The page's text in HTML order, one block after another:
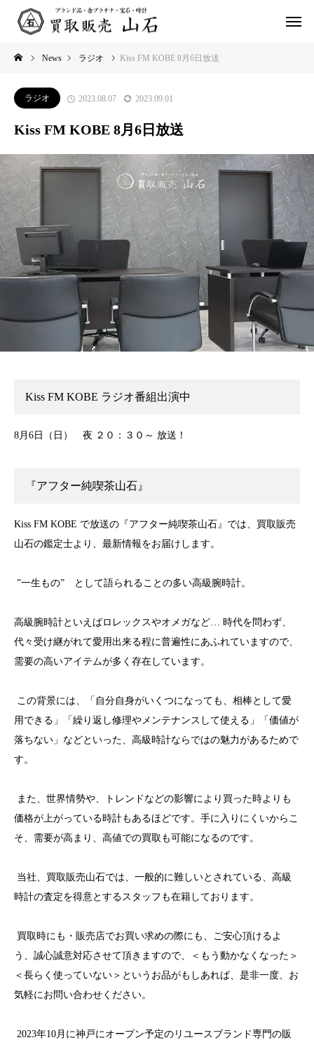
News ラジオ Kiss FM KOBE 8月6日放送
ラジオ 2023.08.07 2023.09.01
Kiss FM KOBE 8月6日放送
Kiss FM KOBE ラジオ番組出演中
8月6日（日） 夜 ２０：３０～ 放送！
『アフター純喫茶山石』
Kiss FM KOBE で放送の『アフター純喫茶山石』では、買取販売
山石の鑑定士より、最新情報をお届けします。
”一生もの” として語られることの多い高級腕時計。
高級腕時計といえばロレックスやオメガなど
時代を問わず、
代々受け継がれて愛用出来る程に普遍性にあふれていますので、
需要の高いアイテムが多く存在しています。
この背景には、「自分自身がいくつになっても、相棒として愛
用できる」「繰り返し修理やメンテナンスして使える」「価値が
落ちない」などといった、高級時計ならではの魅力があるためで
す。
また、世界情勢や、トレンドなどの影響により買った時よりも
価格が上がっている時計もあるほどです。手に入りにくいからこ
そ、需要が高まり、高値での買取も可能になるのです。
当社、買取販売山石では、一般的に難しいとされている、高級
時計の査定を得意とするスタッフも在籍しております。
買取時にも・販売店でお買い求めの際にも、ご安心頂けるよ
う、誠心誠意対応させて頂きますので、＜もう動かなくなった＞
＜長らく使っていない＞というお品がもしあれば、是非一度、お
気軽にお問い合わせください。
2023年10 月に神戸にオープン予定のリユースブランド専門の販